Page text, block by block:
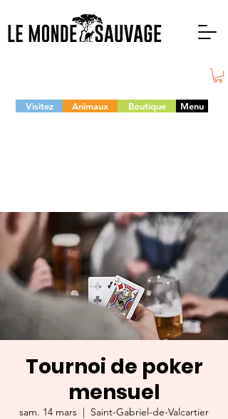
Visitez Animaux Boutique Menu
Tournoi de poker
mensuel
sam. 14 mars
  |
Saint-Gabriel-de-Valcartier